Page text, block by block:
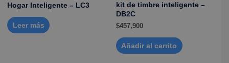
Hogar Inteligente – LC3
Leer más
kit de timbre inteligente –
DB2C
$457,900
Añadir al carrito